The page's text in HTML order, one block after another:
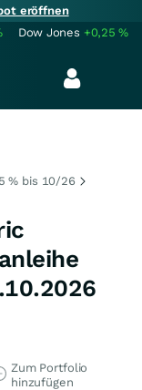
eröffnen
Dow Jones +0,25%
% bis 10/26
Zum Portfolio
hinzufügen